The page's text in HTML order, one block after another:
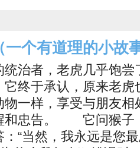
一个有道理的小故
统治者，老虎几乎饱
它终于承认，原来老
物一样，享受与朋友
和忠告。 它问猴子
“当然，我永远是您